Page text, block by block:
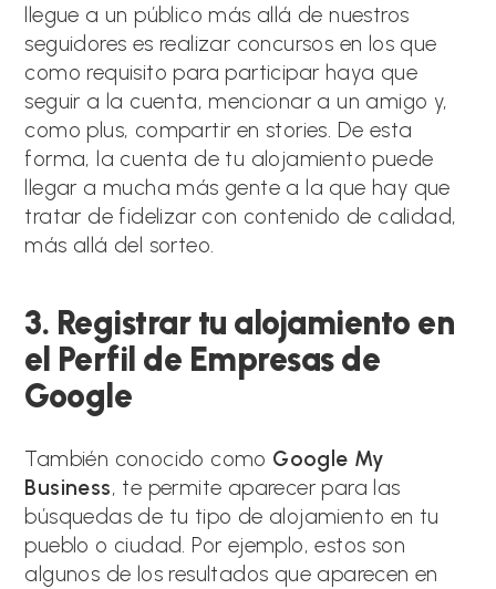
llegue a un público más allá de nuestros
seguidores es realizar concursos en los que
como requisito para participar haya que
seguir a la cuenta, mencionar a un amigo y,
como plus, compartir en stories. De esta
forma, la cuenta de tu alojamiento puede
llegar a mucha más gente a la que hay que
tratar de fidelizar con contenido de calidad,
más allá del sorteo.
3. Registrar tu alojamiento en
el Perfil de Empresas de
Google
También conocido como Google My
Business, te permite aparecer para las
búsquedas de tu tipo de alojamiento en tu
pueblo o ciudad. Por ejemplo, estos son
algunos de los resultados que aparecen en